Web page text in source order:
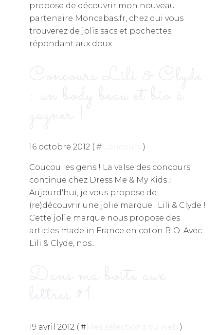
propose de découvrir mon nouveau
partenaire Moncabas.fr, chez qui vous
trouverez de jolis sacs et pochettes
répondant aux doux...
Concours Lili & Clyde
: un body beau et bio à
gagner !
16 octobre 2012 ( # Concours )
Coucou les gens ! La valse des concours
continue chez Dress Me & My Kids !
Aujourd'hui, je vous propose de
(re)découvrir une jolie marque : Lili & Clyde !
Cette jolie marque nous propose des
articles made in France en coton BIO. Avec
Lili & Clyde, nos...
Dans ma boîte aux
lettres #1
19 avril 2012 ( # Mes sélections du web )